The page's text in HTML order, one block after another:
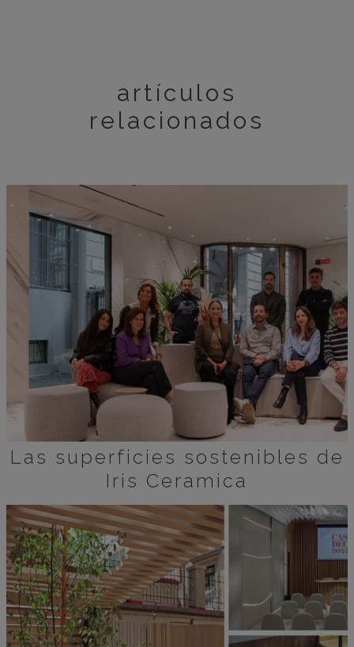
artículos
relacionados
Las superficies sostenibles de
Iris Ceramica